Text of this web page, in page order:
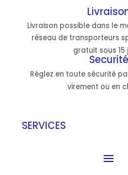
Livraison possible dans le
réseau de transporteurs
gratuit sous 15
Securité
Réglez en toute sécurité
virement ou en
SERVICES